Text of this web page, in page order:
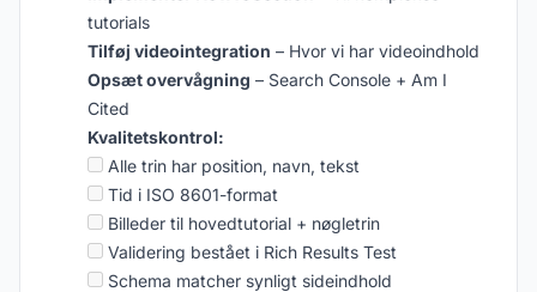
tutorials
Tilføj videointegration – Hvor vi har videoindhold
Opsæt overvågning – Search Console + Am I
Cited
Kvalitetskontrol:
Alle trin har position, navn, tekst
Tid i ISO 8601-format
Billeder til hovedtutorial + nøgletrin
Validering bestået i Rich Results Test
Schema matcher synligt sideindhold